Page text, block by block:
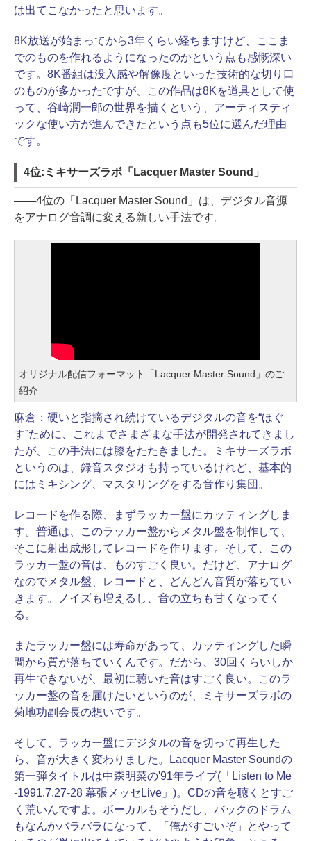
は出てこなかったと思います。
8K放送が始まってから3年くらい経ちますけど、ここま
でのものを作れるようになったのかという点も感慨深い
です。8K番組は没入感や解像度といった技術的な切り口
のものが多かったですが、この作品は8Kを道具として使
って、谷崎潤一郎の世界を描くという、アーティスティ
ックな使い方が進んできたという点も5位に選んだ理由
です。
4位:ミキサーズラボ「Lacquer Master Sound」
――4位の「Lacquer Master Sound」は、デジタル音源
をアナログ音調に変える新しい手法です。
オリジナル配信フォーマット「Lacquer Master Sound」のご
紹介
麻倉： 硬いと指摘され続けているデジタルの音を“ほぐ
す”ために、これまでさまざまな手法が開発されてきまし
たが、この手法には膝をたたきました。ミキサーズラボ
というのは、録音スタジオも持っているけれど、基本的
にはミキシング、マスタリングをする音作り集団。
レコードを作る際、まずラッカー盤にカッティングしま
す。普通は、このラッカー盤からメタル盤を制作して、
そこに射出成形してレコードを作ります。そして、この
ラッカー盤の音は、ものすごく良い。だけど、アナログ
なのでメタル盤、レコードと、どんどん音質が落ちてい
きます。ノイズも増えるし、音の立ちも甘くなってく
る。
またラッカー盤には寿命があって、カッティングした瞬
間から質が落ちていくんです。だから、30回くらいしか
再生できないが、最初に聴いた音はすごく良い。このラ
ッカー盤の音を届けたいというのが、ミキサーズラボの
菊地功副会長の想いです。
そして、ラッカー盤にデジタルの音を切って再生した
ら、音が大きく変わりました。Lacquer Master Soundの
第一弾タイトルは中森明菜の'91年ライブ(「Listen to Me
-1991.7.27-28 幕張メッセLive」)。CDの音を聴くとすご
く荒いんですよ。ボーカルもそうだし、バックのドラム
もなんかバラバラになって、「俺がすごいぞ」とやって